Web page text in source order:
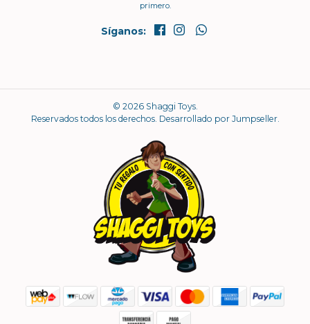
primero.
Síganos:
© 2026 Shaggi Toys.
Reservados todos los derechos. Desarrollado por Jumpseller.